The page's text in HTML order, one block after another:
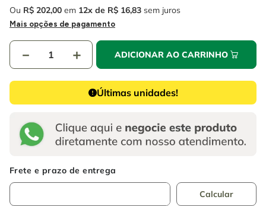
Ou R$ 202,00 em 12 R$ 16,83 sem juros
Mais opções de pagamento
＋
－ ADICIONAR AO CARRINHO
Últimas unidades!
8 º disco corte
9º chave impacto
luva
º serra copo
º chave impacto